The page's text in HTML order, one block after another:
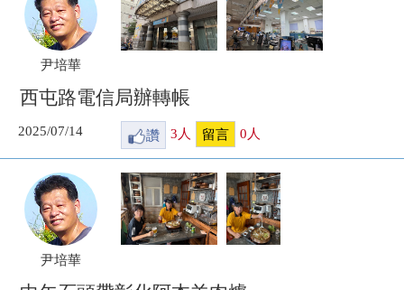
尹培華
西屯路電信局辦轉帳
2025/07/14 讚 3 人 留言 0 人
尹培華